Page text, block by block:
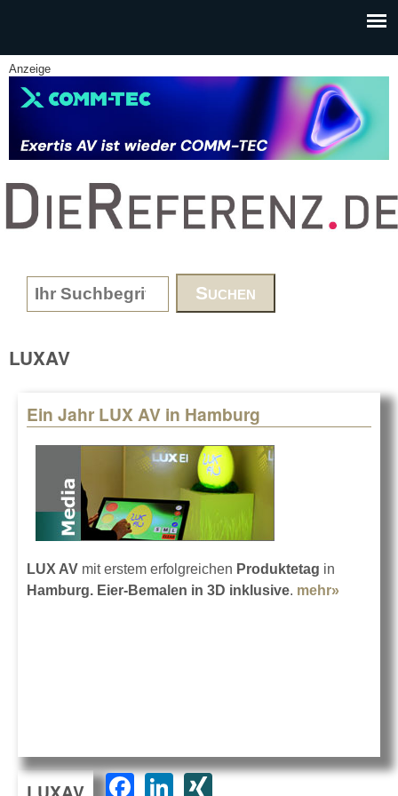
Anzeige
www.DieReferenz.de
Search form
LUXAV
Ein Jahr LUX AV in Hamburg
LUX AV mit erstem erfolgreichen Produktetag in
Hamburg. Eier-Bemalen in 3D inklusive. mehr»
F
Li XI